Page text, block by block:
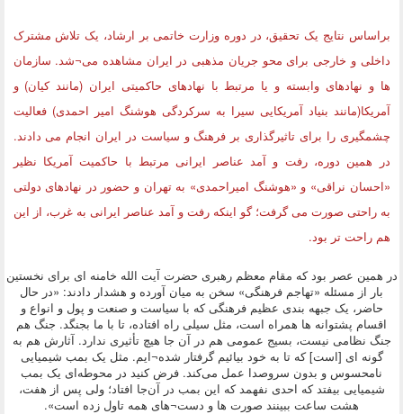
براساس نتایج یک تحقیق، در دوره وزارت خاتمی بر ارشاد، یک تلاش مشترک
داخلی و خارجی برای محو جریان مذهبی در ایران مشاهده می¬شد. سازمان
ها و نهادهای وابسته و یا مرتبط با نهادهای حاکمیتی ایران (مانند کیان) و
آمریکا(مانند بنیاد آمریکایی سیرا به سرکردگی هوشنگ امیر احمدی) فعالیت
چشمگیری را برای تاثیرگذاری بر فرهنگ و سیاست در ایران انجام می دادند.
در همین دوره، رفت و آمد عناصر ایرانی مرتبط با حاکمیت آمریکا نظیر
«احسان نراقی» و «هوشنگ امیراحمدی» به تهران و حضور در نهادهای دولتی
به راحتی صورت می گرفت؛ گو اینکه رفت و آمد عناصر ایرانی به غرب، از این
هم راحت تر بود.
در همین عصر بود که مقام معظم رهبری حضرت آیت الله خامنه ای برای نخستین
بار از مسئله «تهاجم فرهنگی» سخن به میان آورده و هشدار دادند: «در حال
حاضر، یک جبهه بندی عظیم فرهنگی که با سیاست و صنعت و پول و انواع و
اقسام پشتوانه ها همراه است، مثل سیلی راه افتاده، تا با ما بجنگد. جنگ هم
جنگ نظامی نیست، بسیج عمومی هم در آن جا هیچ تأثیری ندارد. آثارش هم به
گونه ای [است] که تا به خود بیائیم گرفتار شده¬ایم. مثل‌ یک‌ بمب‌ شیمیایی‌
نامحسوس‌ و بدون‌ سروصدا عمل‌ می‌کند. فرض‌ کنید در محوطه‌ای‌ یک‌ بمب‌
شیمیایی‌ بیفتد که‌ احدی‌ نفهمد که‌ این‌ بمب‌ در آن‌جا افتاد؛ ولی‌ پس‌ از هفت‌،
هشت‌ ساعت‌ ببینند صورت ها و دست¬های‌ همه‌ تاول‌ زده‌ است».